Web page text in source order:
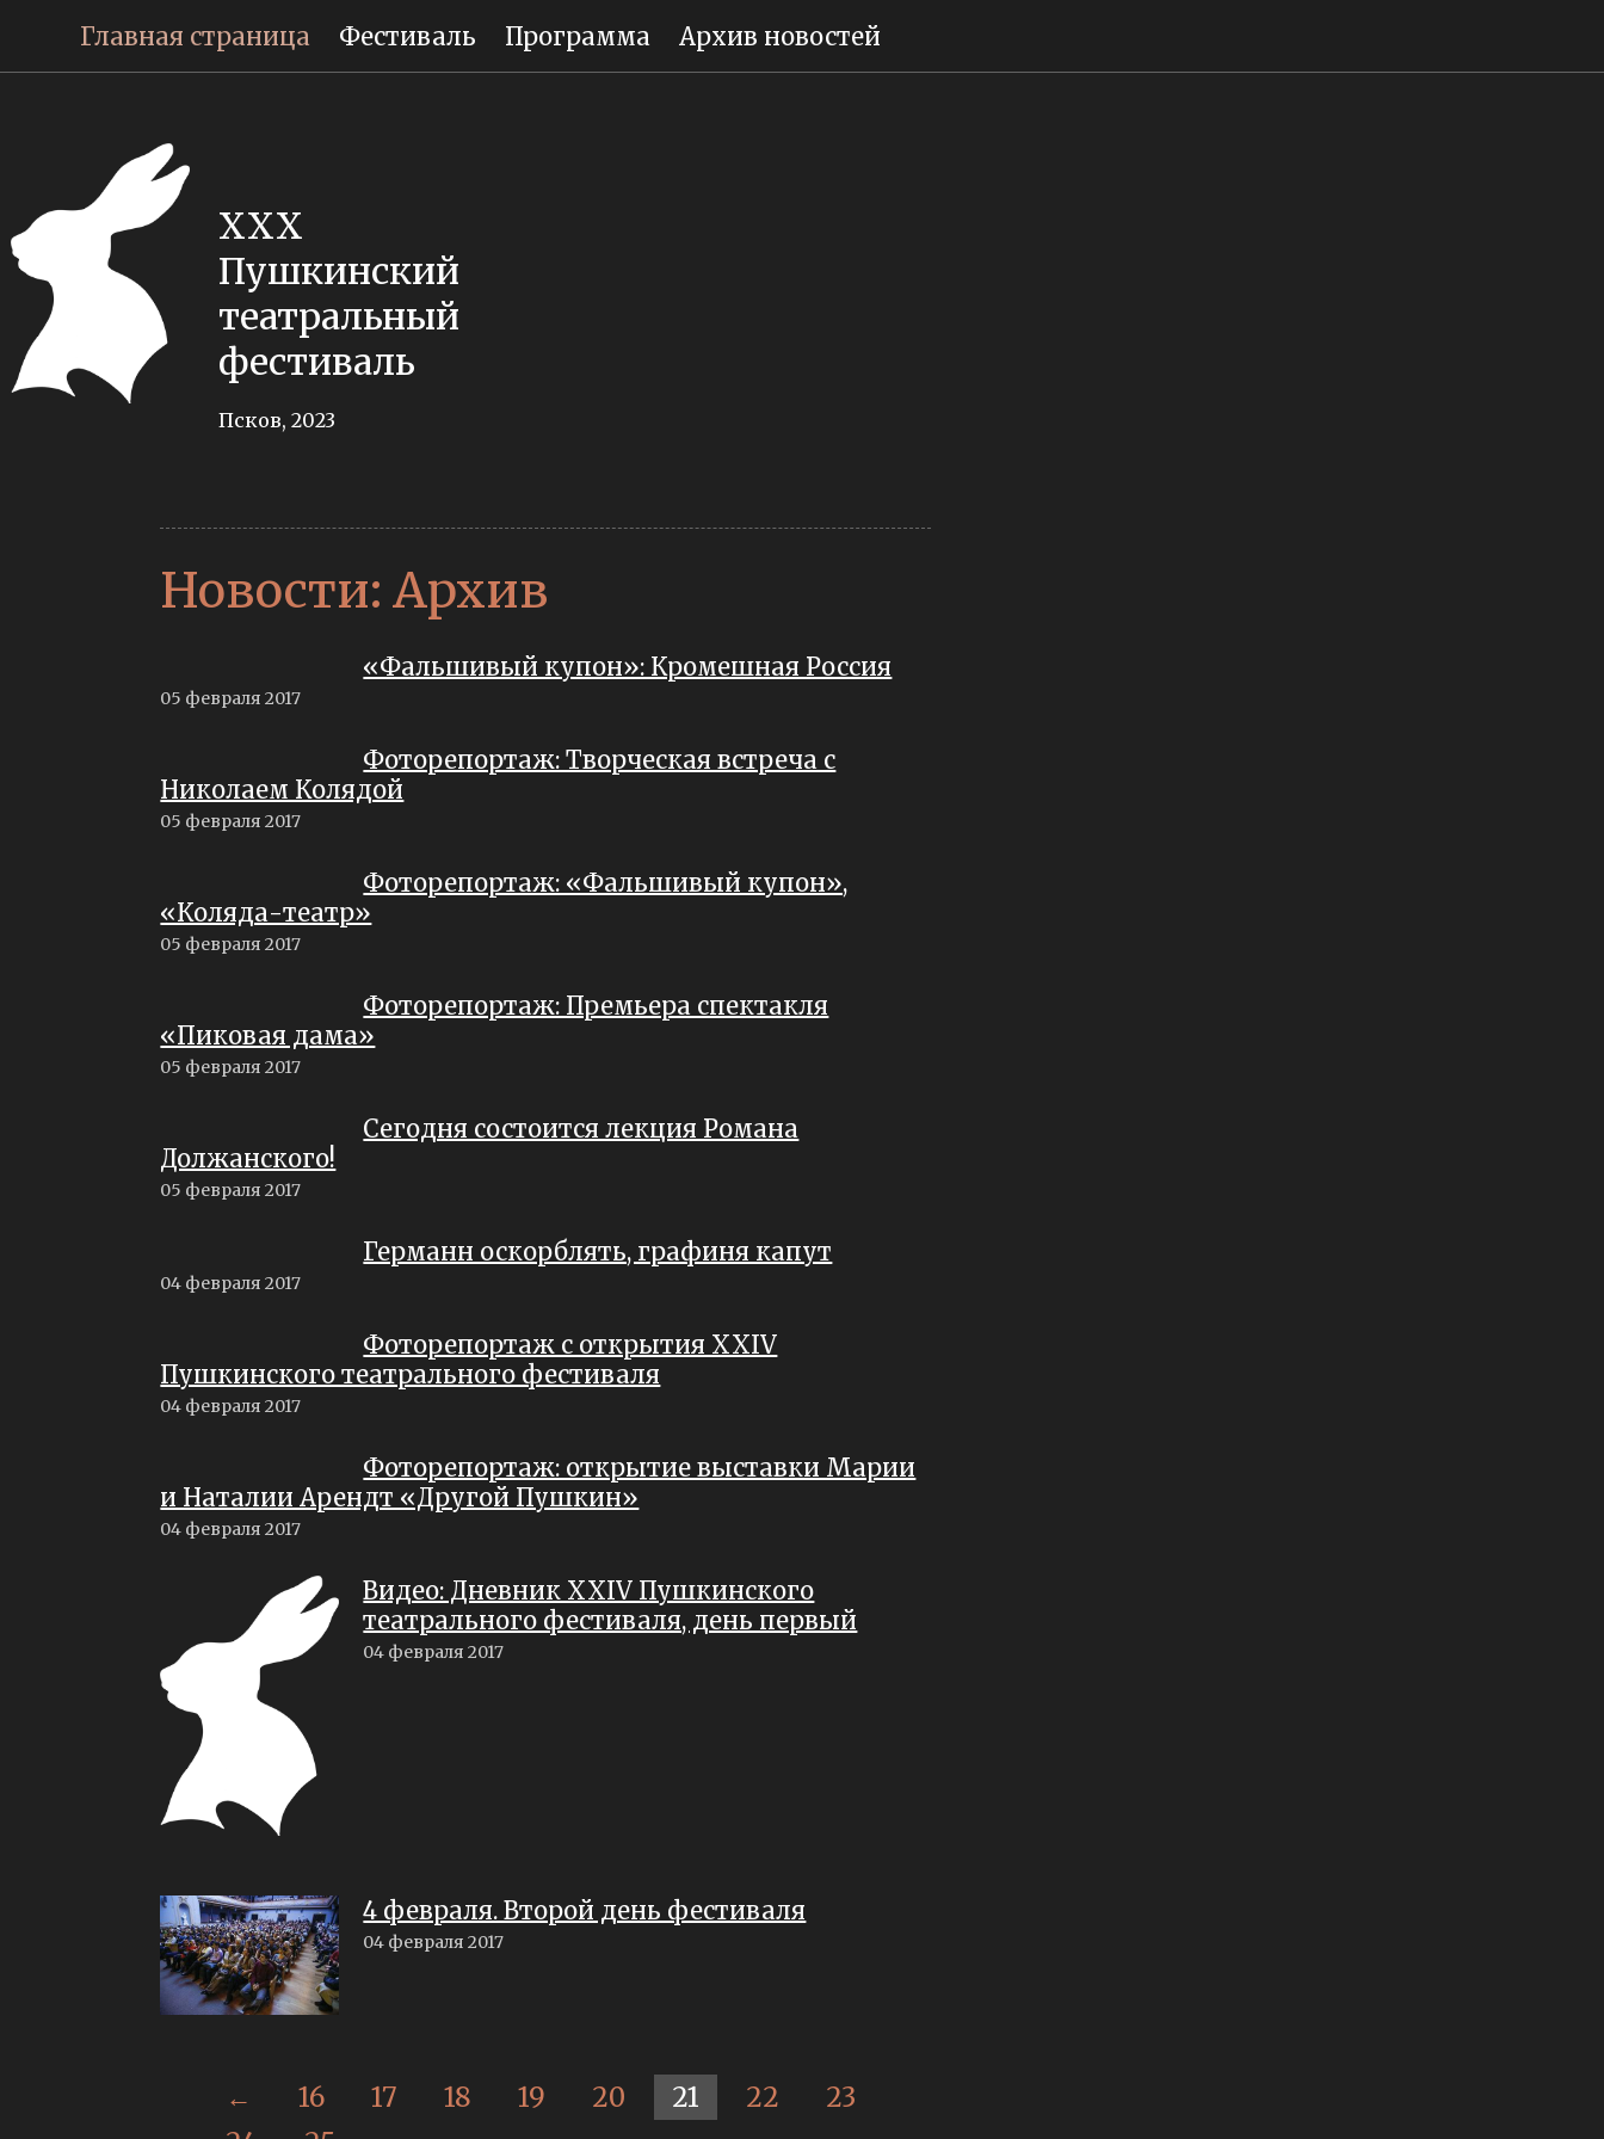
Главная страница Фестиваль Программа Архив новостей
XXX
Пушкинский
театральный
фестиваль
Псков, 2023
Новости: Архив
«Фальшивый купон»: Кромешная Россия
05 февраля 2017
Фоторепортаж: Творческая встреча с
Николаем Колядой
05 февраля 2017
Фоторепортаж: «Фальшивый купон»,
«Коляда-театр»
05 февраля 2017
Фоторепортаж: Премьера спектакля
«Пиковая дама»
05 февраля 2017
Сегодня состоится лекция Романа
Должанского!
05 февраля 2017
Германн оскорблять, графиня капут
04 февраля 2017
Фоторепортаж с открытия XXIV
Пушкинского театрального фестиваля
04 февраля 2017
Фоторепортаж: открытие выставки Марии
и Наталии Арендт «Другой Пушкин»
04 февраля 2017
Видео: Дневник XXIV Пушкинского
театрального фестиваля, день первый
04 февраля 2017
4 февраля. Второй день фестиваля
04 февраля 2017
← 16 17 18 19 20 21 22
23